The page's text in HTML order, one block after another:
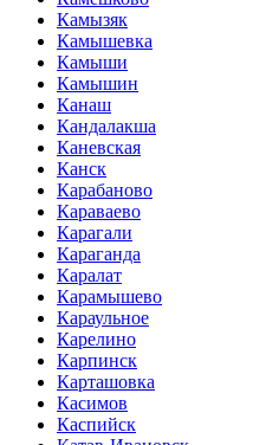
Камызяк
Камышевка
Камыши
Камышин
Канаш
Кандалакша
Каневская
Канск
Карабаново
Караваево
Карагали
Караганда
Каралат
Карамышево
Караульное
Карелино
Карпинск
Карташовка
Касимов
Каспийск